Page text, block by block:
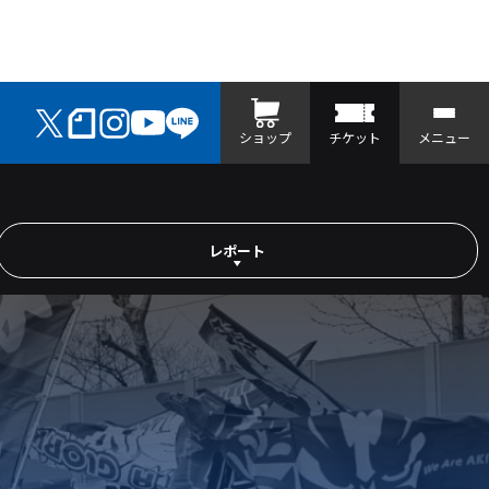
ショップ チケット メニュー
レポート